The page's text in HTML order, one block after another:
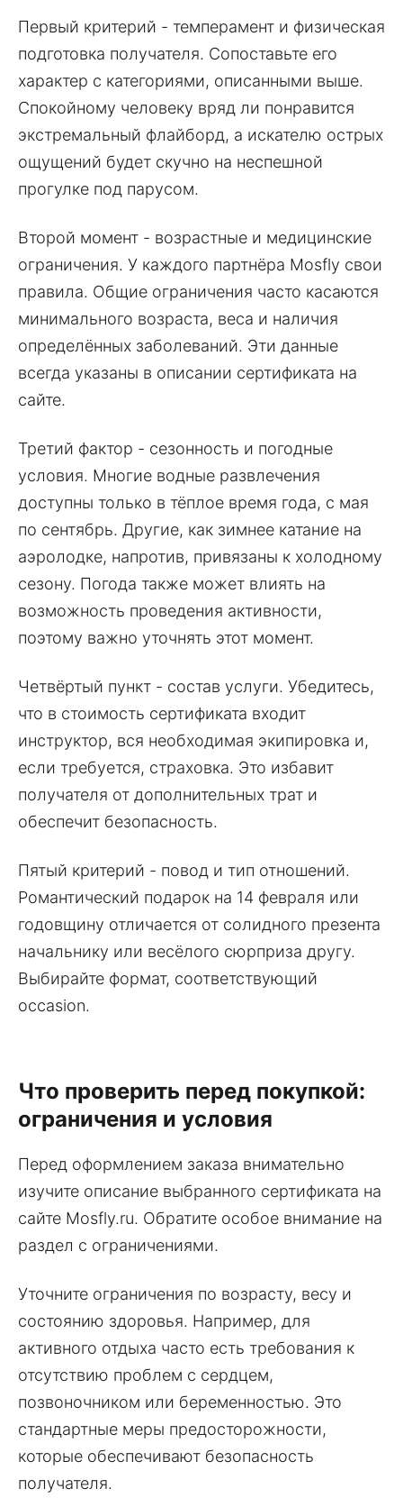
Первый критерий - темперамент и физическая
подготовка получателя. Сопоставьте его
характер с категориями, описанными выше.
Спокойному человеку вряд ли понравится
экстремальный флайборд, а искателю острых
ощущений будет скучно на неспешной
прогулке под парусом.
Второй момент - возрастные и медицинские
ограничения. У каждого партнёра Mosfly свои
правила. Общие ограничения часто касаются
минимального возраста, веса и наличия
определённых заболеваний. Эти данные
всегда указаны в описании сертификата на
сайте.
Третий фактор - сезонность и погодные
условия. Многие водные развлечения
доступны только в тёплое время года, с мая
по сентябрь. Другие, как зимнее катание на
аэролодке, напротив, привязаны к холодному
сезону. Погода также может влиять на
возможность проведения активности,
поэтому важно уточнять этот момент.
Четвёртый пункт - состав услуги. Убедитесь,
что в стоимость сертификата входит
инструктор, вся необходимая экипировка и,
если требуется, страховка. Это избавит
получателя от дополнительных трат и
обеспечит безопасность.
Пятый критерий - повод и тип отношений.
Романтический подарок на 14 февраля или
годовщину отличается от солидного презента
начальнику или весёлого сюрприза другу.
Выбирайте формат, соответствующий
occasion.
Что проверить перед покупкой:
ограничения и условия
Перед оформлением заказа внимательно
изучите описание выбранного сертификата на
сайте Mosfly.ru. Обратите особое внимание на
раздел с ограничениями.
Уточните ограничения по возрасту, весу и
состоянию здоровья. Например, для
активного отдыха часто есть требования к
отсутствию проблем с сердцем,
позвоночником или беременностью. Это
стандартные меры предосторожности,
которые обеспечивают безопасность
получателя.